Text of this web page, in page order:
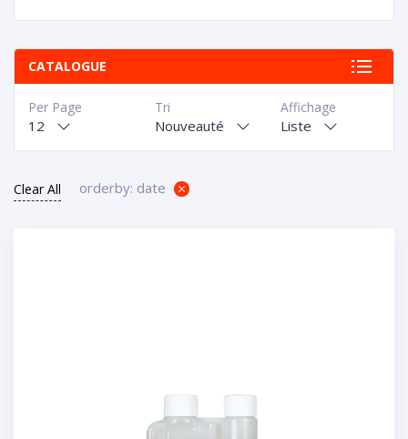
CATALOGUE
Affichage
Liste
Tri
Nouveauté
Per Page
12
Clear All orderby: date